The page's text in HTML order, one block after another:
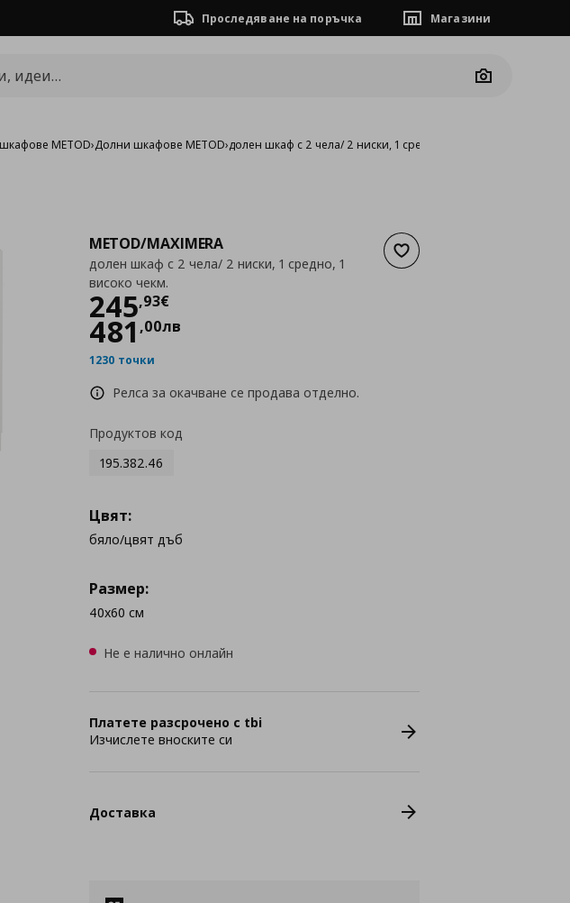
Проследяване на поръчка Магазини
Camera
METOD›Долни шкафове METOD›долен шкаф с 2 чела/ 2 ниски, 1 средно, 1 високо чекм.
Добави към списъка с
METOD/MAXIMERA
долен шкаф с 2 чела/ 2 ниски, 1 средно, 1
високо чекм.
245,93€
Цена
481 ,00лв
1230 точки
Релса за окачване се продава отделно.
Продуктов код
195.382.46
Цвят:
бяло/цвят дъб
Размер:
40x60 см
Не е налично онлайн
Платете разсрочено с tbi
Изчислете вноските си
Доставка